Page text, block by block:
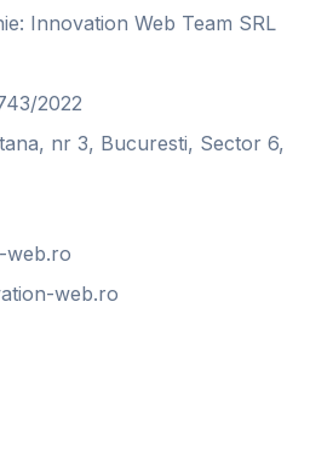
Innovation Web Team SRL
2022
nr 3, Bucuresti, Sector 6,
web.ro
web.ro